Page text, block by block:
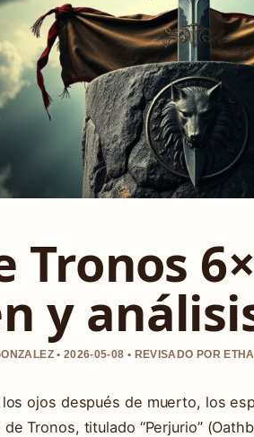
Tronos
y
• 2026-05-08 • REVISADO POR
ojos después de muerto, los
Tronos, titulado “Perjurio”